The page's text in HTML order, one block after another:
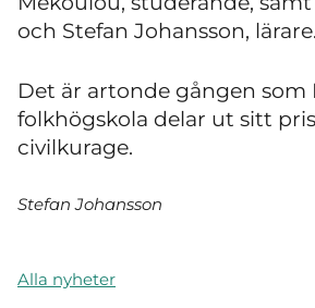
och Stefan Johansson, lärare.
Det är artonde gången som
folkhögskola delar ut sitt
civilkurage.
Stefan Johansson
Alla nyheter